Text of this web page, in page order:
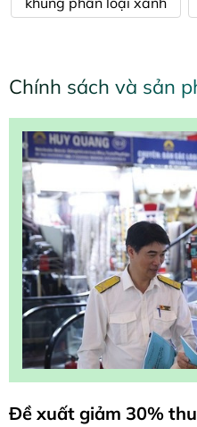
Chính sách và sản
Đề xuất giảm 30%